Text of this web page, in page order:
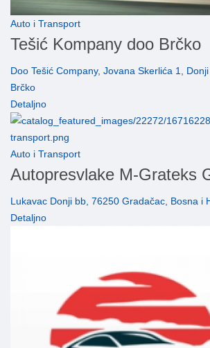
Auto i Transport
Tešić Kompany doo Brčko
Doo Tešić Company, Jovana Skerlića 1,
Brčko
Detaljno
Auto i Transport
Autopresvlake M-Grateks
Lukavac Donji bb, 76250 Gradačac, Bosna i
Detaljno